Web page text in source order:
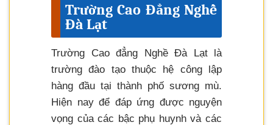
Trường Cao Đẳng Nghề
Đà Lạt
Trường Cao đẳng Nghề Đà Lạt là
trường đào tạo thuộc hệ công lập
hàng đầu tại thành phố sương mù.
Hiện nay để đáp ứng được nguyện
vọng của các bậc phụ huynh và các